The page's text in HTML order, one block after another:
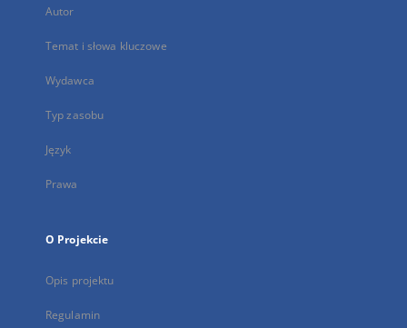
Autor
Temat i słowa kluczowe
Wydawca
Typ zasobu
Język
Prawa
O Projekcie
Opis projektu
Regulamin